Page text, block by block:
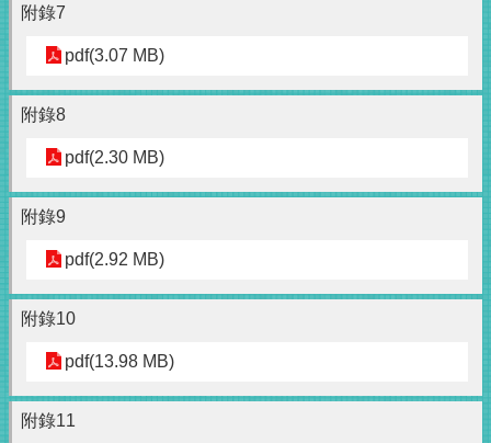
附錄7
pdf(3.07 MB)
附錄8
pdf(2.30 MB)
附錄9
pdf(2.92 MB)
附錄10
pdf(13.98 MB)
附錄11